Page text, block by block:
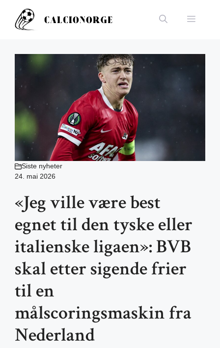
innhold
Meny
Siste nyheter
24. mai 2026
«Jeg ville være best
egnet til den tyske eller
italienske ligaen»: BVB
skal etter sigende frier
til en
målscoringsmaskin fra
Nederland